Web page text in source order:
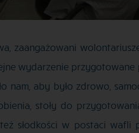
zaangażowani
wydarzenie przygotowane
nam, aby było zdrowo,
stoły do
słodkości w postaci